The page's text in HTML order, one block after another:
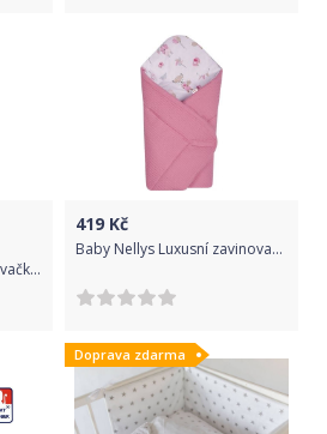
NEW BABY Dětská zavinovačka Srnka šedo-růžová 100% bavlna 75x75 cm
419 Kč
Baby Nellys Luxusní zavinovačka vaflová, Liška a zajíc, růžová
Doprava zdarma